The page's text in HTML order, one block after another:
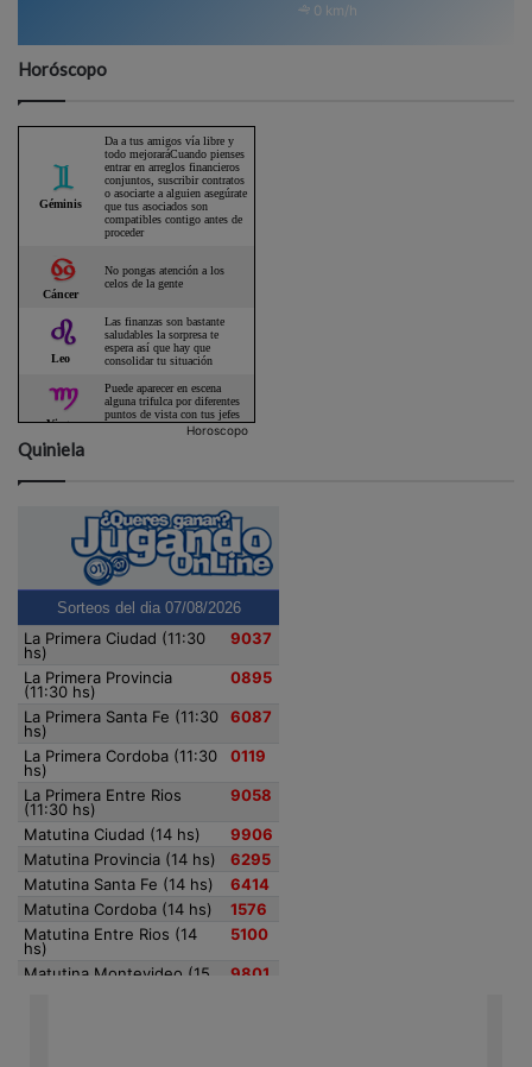
0 km/h
Horóscopo
Horoscopo
Quiniela